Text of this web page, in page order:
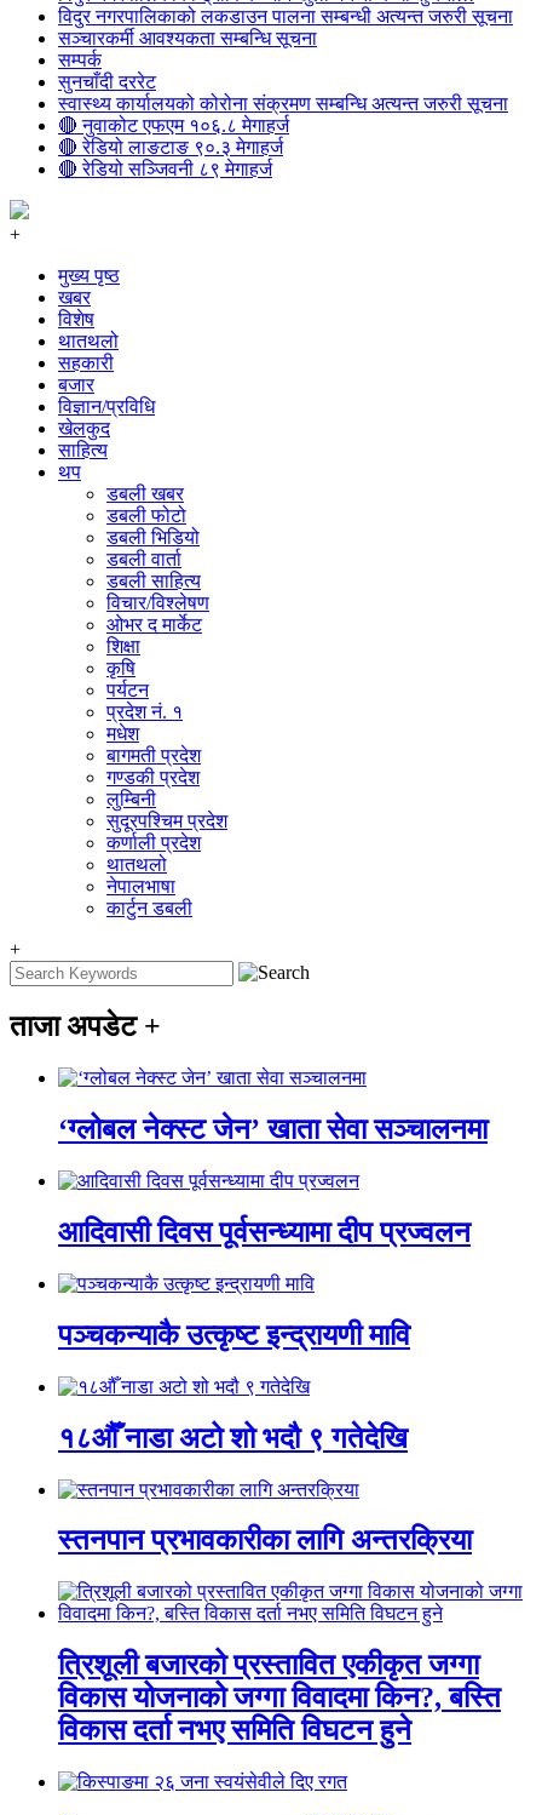
विदुर नगरपालिकाको लकडाउन पालना सम्बन्धी अत्यन्त जरुरी सूचना
सञ्चारकर्मी आवश्यकता सम्बन्धि सूचना
सम्पर्क
सुनचाँदी दररेट
स्वास्थ्य कार्यालयको कोरोना संक्रमण सम्बन्धि अत्यन्त जरुरी सूचना
🔴 नुवाकोट एफएम १०६.८ मेगाहर्ज
🔴 रेडियो लाङटाङ ९०.३ मेगाहर्ज
🔴 रेडियो सञ्जिवनी ८९ मेगाहर्ज
+
मुख्य पृष्ठ
खबर
विशेष
थातथलो
सहकारी
बजार
विज्ञान/प्रविधि
खेलकुद
साहित्य
थप
डबली खबर
डबली फोटो
डबली भिडियो
डबली वार्ता
डबली साहित्य
विचार/विश्‍लेषण
ओभर द मार्केट
शिक्षा
कृषि
पर्यटन
प्रदेश नं. १
मधेश
बागमती प्रदेश
गण्डकी प्रदेश
लुम्बिनी
सुदूरपश्चिम प्रदेश
कर्णाली प्रदेश
थातथलो
नेपालभाषा
कार्टुन डबली
+
ताजा अपडेट +
‘ग्लोबल नेक्स्ट जेन’ खाता सेवा सञ्चालनमा
आदिवासी दिवस पूर्वसन्ध्यामा दीप प्रज्वलन
पञ्चकन्याकै उत्कृष्ट इन्द्रायणी मावि
१८औँ नाडा अटो शो भदौ ९ गतेदेखि
स्तनपान प्रभावकारीका लागि अन्तरक्रिया
त्रिशूली बजारको प्रस्तावित एकीकृत जग्गा
विकास योजनाको जग्गा विवादमा किन?, बस्ति
विकास दर्ता नभए समिति विघटन हुने